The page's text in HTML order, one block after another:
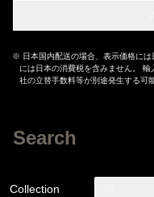
※ 日本国内配送の場合、表示価格に
には日本の消費税を含みません。
社の立替手数料等が別途発生する可
Search
Collection